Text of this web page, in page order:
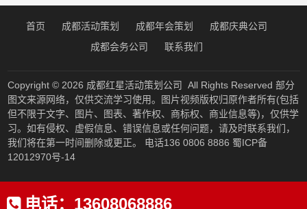
首页 成都活动策划 成都年会策划
成都庆典公司
成都会务公司
联系我们
Copyright © 2026 成都红星活动策划公司 All Rights Reserved 部分
图文来源网络，仅供交流学习使用。图片视频版权归原作者所有(包括
但不限于文字、图片、图表、著作权、商标权、商业信息等)，仅供学
习。如有侵权、虚假信息、错误信息或任何问题，请及时联系我们，
我们将在第一时间删除或更正。 电话136 0806 8886 蜀ICP备
12012970号-14
电话： 13608068886